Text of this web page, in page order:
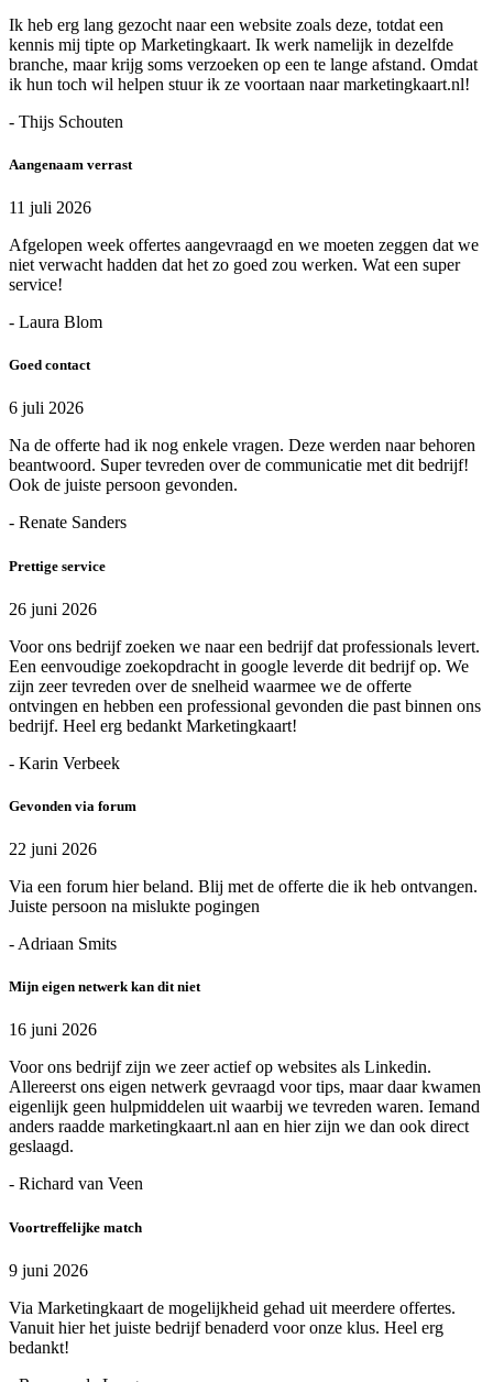
Ik heb erg lang gezocht naar een website zoals deze, totdat een
kennis mij tipte op Marketingkaart. Ik werk namelijk in dezelfde
branche, maar krijg soms verzoeken op een te lange afstand. Omdat
ik hun toch wil helpen stuur ik ze voortaan naar marketingkaart.nl!
- Thijs Schouten
Aangenaam verrast
11 juli 2026
Afgelopen week offertes aangevraagd en we moeten zeggen dat we
niet verwacht hadden dat het zo goed zou werken. Wat een super
service!
- Laura Blom
Goed contact
6 juli 2026
Na de offerte had ik nog enkele vragen. Deze werden naar behoren
beantwoord. Super tevreden over de communicatie met dit bedrijf!
Ook de juiste persoon gevonden.
- Renate Sanders
Prettige service
26 juni 2026
Voor ons bedrijf zoeken we naar een bedrijf dat professionals levert.
Een eenvoudige zoekopdracht in google leverde dit bedrijf op. We
zijn zeer tevreden over de snelheid waarmee we de offerte
ontvingen en hebben een professional gevonden die past binnen ons
bedrijf. Heel erg bedankt Marketingkaart!
- Karin Verbeek
Gevonden via forum
22 juni 2026
Via een forum hier beland. Blij met de offerte die ik heb ontvangen.
Juiste persoon na mislukte pogingen
- Adriaan Smits
Mijn eigen netwerk kan dit niet
16 juni 2026
Voor ons bedrijf zijn we zeer actief op websites als Linkedin.
Allereerst ons eigen netwerk gevraagd voor tips, maar daar kwamen
eigenlijk geen hulpmiddelen uit waarbij we tevreden waren. Iemand
anders raadde marketingkaart.nl aan en hier zijn we dan ook direct
geslaagd.
- Richard van Veen
Voortreffelijke match
9 juni 2026
Via Marketingkaart de mogelijkheid gehad uit meerdere offertes.
Vanuit hier het juiste bedrijf benaderd voor onze klus. Heel erg
bedankt!